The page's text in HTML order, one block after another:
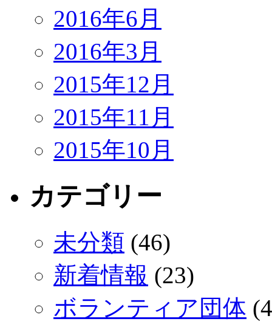
2016年6月
2016年3月
2015年12月
2015年11月
2015年10月
カテゴリー
未分類 (46)
新着情報 (23)
ボランティア団体